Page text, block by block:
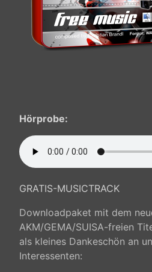
Hörprobe:
GRATIS-MUSICTRACK
Downloadpaket mit dem
AKM/GEMA/SUISA-freien
als kleines Dankeschön an
Interessenten: